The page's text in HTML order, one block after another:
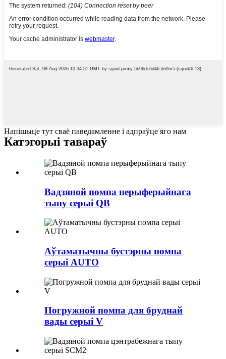
Напішыце тут сваё паведамленне і адпраўце яго нам
Катэгорыі тавараў
Вадзяной помпа перыферыйнага
тыпу серыі QB
Аўтаматычны бустэрны помпа
серыі AUTO
Погружной помпа для бруднай
вады серыі V